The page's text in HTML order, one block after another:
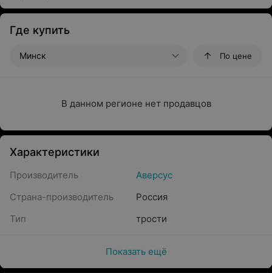
Где купить
Минск По цене
В данном регионе нет продавцов
Характеристики
Производитель
Аверсус
Страна-производитель
Россия
Тип
трости
Показать ещё